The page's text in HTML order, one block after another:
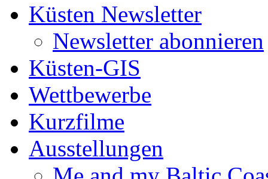
Küsten Newsletter
Newsletter abonnieren
Küsten-GIS
Wettbewerbe
Kurzfilme
Ausstellungen